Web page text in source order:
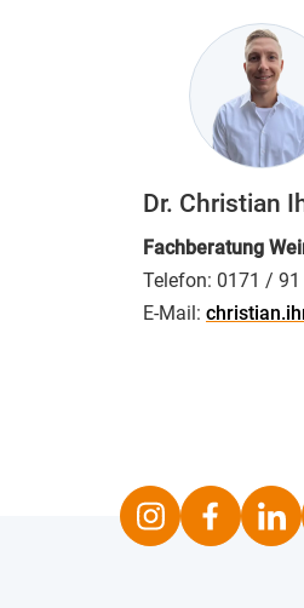
Dr. Christian
Fachberatung
Telefon: 0171 / 91
E-Mail:
Instagram